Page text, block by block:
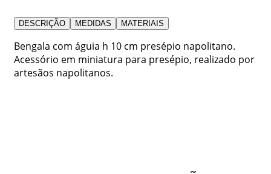
DESCRIÇÃO MEDIDAS MATERIAIS
Bengala com águia h 10 cm presépio napolitano.
Acessório em miniatura para presépio, realizado por
artesãos napolitanos.